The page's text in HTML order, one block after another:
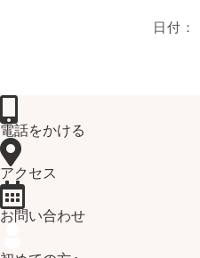
日付：
電話をかける
アクセス
お問い合わせ